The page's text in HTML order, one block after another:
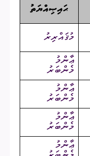
ޙައިޞިއްޔަތު
މުޤައްރިރު
ޢާންމު
މެންބަރު
ޢާންމު
މެންބަރު
ޢާންމު
މެންބަރު
ޢާންމު